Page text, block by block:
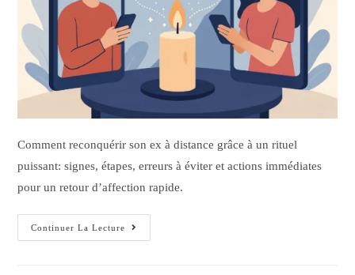
Comment reconquérir son ex à distance grâce à un rituel
puissant: signes, étapes, erreurs à éviter et actions immédiates
pour un retour d’affection rapide.
Continuer La Lecture